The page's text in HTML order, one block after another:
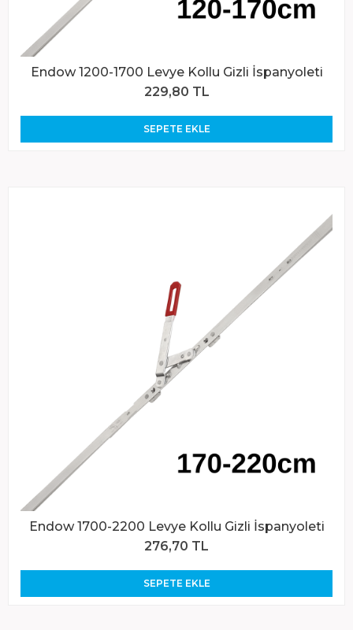
Endow 1200-1700 Levye Kollu Gizli İspanyoleti
229,80 TL
SEPETE EKLE
Endow 1700-2200 Levye Kollu Gizli İspanyoleti
276,70 TL
SEPETE EKLE